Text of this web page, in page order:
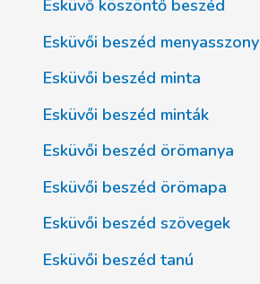
Esküvő köszöntő beszéd
Esküvői beszéd menyasszony
Esküvői beszéd minta
Esküvői beszéd minták
Esküvői beszéd örömanya
Esküvői beszéd örömapa
Esküvői beszéd szövegek
Esküvői beszéd tanú